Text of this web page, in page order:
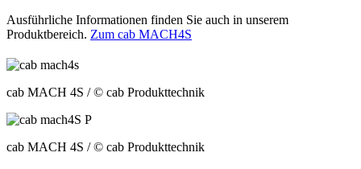
Ausführliche Informationen finden Sie auch in unserem
Produktbereich. Zum cab MACH4S
cab MACH 4S / © cab Produkttechnik
cab MACH 4S / © cab Produkttechnik